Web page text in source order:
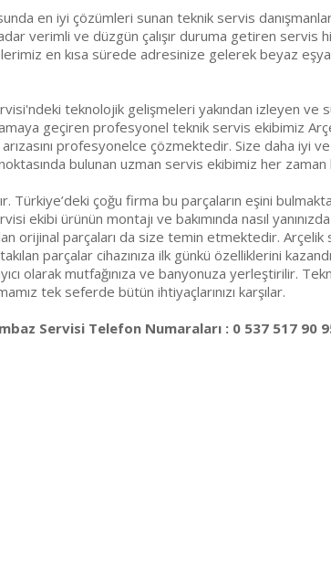
en iyi çözümleri sunan teknik servis
verimli ve düzgün çalışır duruma getiren servis
en kısa sürede adresinize gelerek beyaz
teknolojik gelişmeleri yakından izleyen ve
geçiren profesyonel teknik servis ekibimiz
profesyonelce çözmektedir. Size daha iyi ve
bulunan uzman servis ekibimiz her
Türkiye’deki çoğu firma bu parçaların eşini
ekibi ürünün montajı ve bakımında nasıl
orijinal parçaları da size temin etmektedir.
parçalar cihazınıza ilk günkü özelliklerini
olarak mutfağınıza ve banyonuza yerleştirilir.
tek seferde bütün ihtiyaçlarınızı karşılar.
Servisi Telefon Numaraları : 0 537 517 90